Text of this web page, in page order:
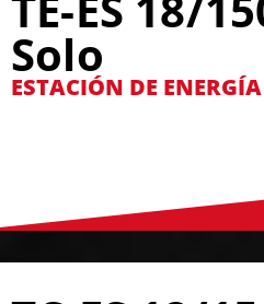
Solo
ESTACIÓN DE